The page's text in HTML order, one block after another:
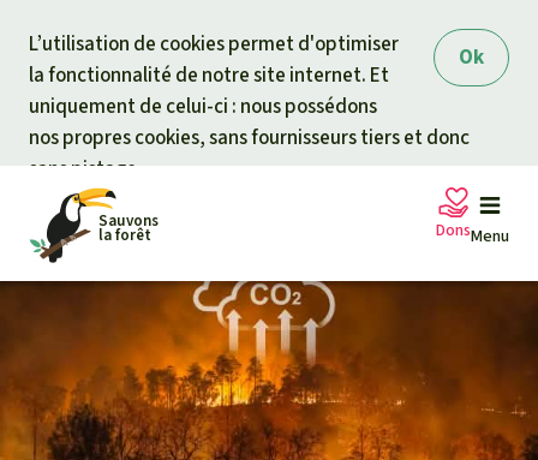
Ok
L’utilisation de cookies permet d'optimiser
la fonctionnalité de notre site internet. Et
uniquement de celui-ci : nous possédons
nos propres cookies, sans fournisseurs tiers et donc
sans pistage.
Sauvons
la forêt Menu
Pétitions
Projets
Dons
Votre soutien est capital
Don général